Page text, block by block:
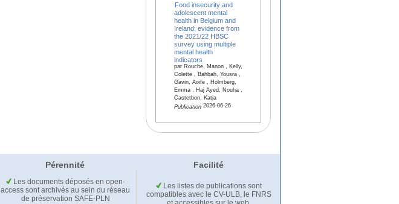
Food insecurity and
adolescent mental
health in Belgium and
Ireland: evidence from
the 2021/22 HBSC
survey using multiple
mental health
indicators
par Rouche, Manon , Kelly,
Colette , Bahbah, Yousra ,
Gavin, Aoife , Holmberg,
Emma , Haj Ayed, Nouha ,
Castetbon, Katia
Publication2026-06-26
Pérennité Facilité
Les documents déposés en open-
access sont archivés au sein du réseau
de préservation SAFE-PLN
Les listes de publications sont
compatibles avec le CV-ULB, le FNRS